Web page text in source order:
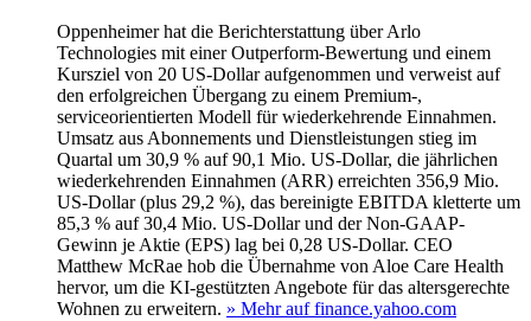
Oppenheimer hat die Berichterstattung über Arlo
Technologies mit einer Outperform-Bewertung und einem
Kursziel von 20 US-Dollar aufgenommen und verweist auf
den erfolgreichen Übergang zu einem Premium-,
serviceorientierten Modell für wiederkehrende Einnahmen.
Umsatz aus Abonnements und Dienstleistungen stieg im
Quartal um 30,9 % auf 90,1 Mio. US-Dollar, die jährlichen
wiederkehrenden Einnahmen (ARR) erreichten 356,9 Mio.
US-Dollar (plus 29,2 %), das bereinigte EBITDA kletterte um
85,3 % auf 30,4 Mio. US-Dollar und der Non-GAAP-
Gewinn je Aktie (EPS) lag bei 0,28 US-Dollar. CEO
Matthew McRae hob die Übernahme von Aloe Care Health
hervor, um die KI-gestützten Angebote für das altersgerechte
Wohnen zu erweitern. » Mehr auf finance.yahoo.com